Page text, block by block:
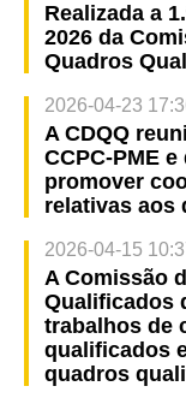
Realizada a
2026 da
Quadros
2026-04-23
A CDQQ
CCPC-PME
promover
relativas aos
2026-04-15
A Comissão
Qualificados
trabalhos de
qualificados
quadros